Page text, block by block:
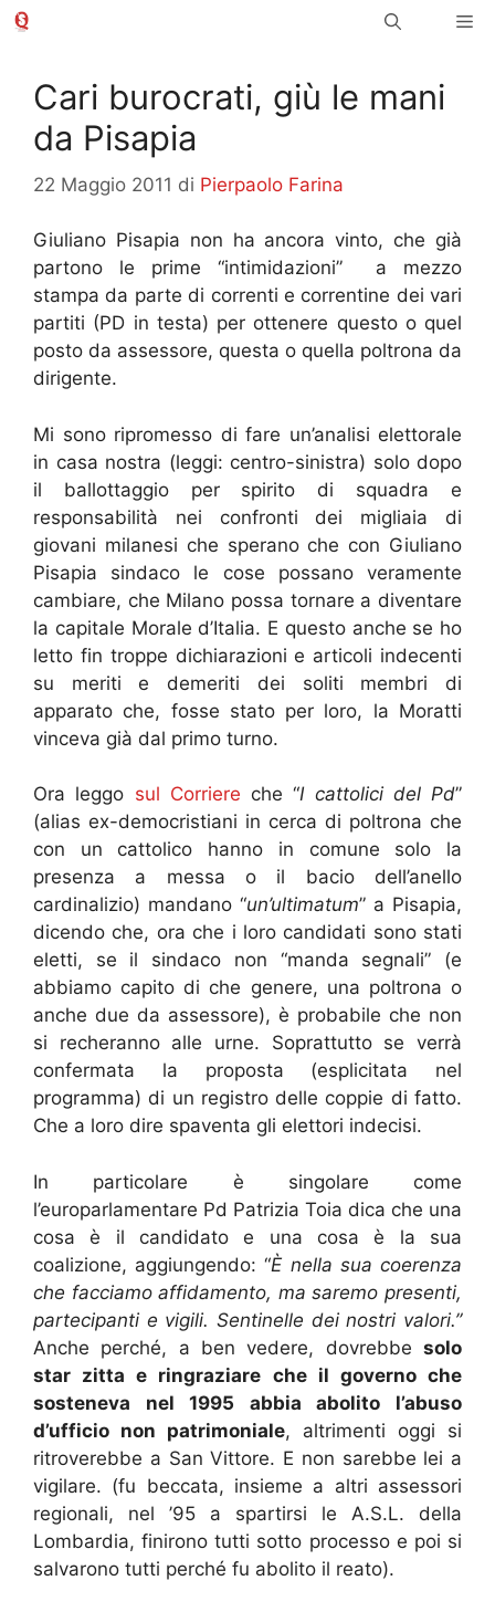
Vai
Cari burocrati, giù le mani
da Pisapia
22 Maggio 2011 di Pierpaolo Farina
Giuliano Pisapia non ha ancora vinto, che già
partono le prime “intimidazioni” a mezzo
stampa da parte di correnti e correntine dei vari
partiti (PD in testa) per ottenere questo o quel
posto da assessore, questa o quella poltrona da
dirigente.
Mi sono ripromesso di fare un’analisi elettorale
in casa nostra (leggi: centro-sinistra) solo dopo
il ballottaggio per spirito di squadra e
responsabilità nei confronti dei migliaia di
giovani milanesi che sperano che con Giuliano
Pisapia sindaco le cose possano veramente
cambiare, che Milano possa tornare a diventare
la capitale Morale d’Italia. E questo anche se ho
letto fin troppe dichiarazioni e articoli indecenti
su meriti e demeriti dei soliti membri di
apparato che, fosse stato per loro, la Moratti
vinceva già dal primo turno.
Ora leggo sul Corriere che “I cattolici del Pd”
(alias ex-democristiani in cerca di poltrona che
con un cattolico hanno in comune solo la
presenza a messa o il bacio dell’anello
cardinalizio) mandano “un’ultimatum” a Pisapia,
dicendo che, ora che i loro candidati sono stati
eletti, se il sindaco non “manda segnali” (e
abbiamo capito di che genere, una poltrona o
anche due da assessore), è probabile che non
si recheranno alle urne. Soprattutto se verrà
confermata la proposta (esplicitata nel
programma) di un registro delle coppie di fatto.
Che a loro dire spaventa gli elettori indecisi.
In particolare è singolare come
l’europarlamentare Pd Patrizia Toia dica che una
cosa è il candidato e una cosa è la sua
coalizione, aggiungendo: “È nella sua coerenza
che facciamo affidamento, ma saremo presenti,
partecipanti e vigili. Sentinelle dei nostri valori.”
Anche perché, a ben vedere, dovrebbe solo
star zitta e ringraziare che il governo che
sosteneva nel 1995 abbia abolito l’abuso
d’ufficio non patrimoniale, altrimenti oggi si
ritroverebbe a San Vittore. E non sarebbe lei a
vigilare. (fu beccata, insieme a altri assessori
regionali, nel ’95 a spartirsi le A.S.L. della
Lombardia, finirono tutti sotto processo e poi si
salvarono tutti perché fu abolito il reato).